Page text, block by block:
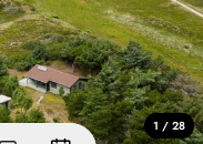
1 / 28